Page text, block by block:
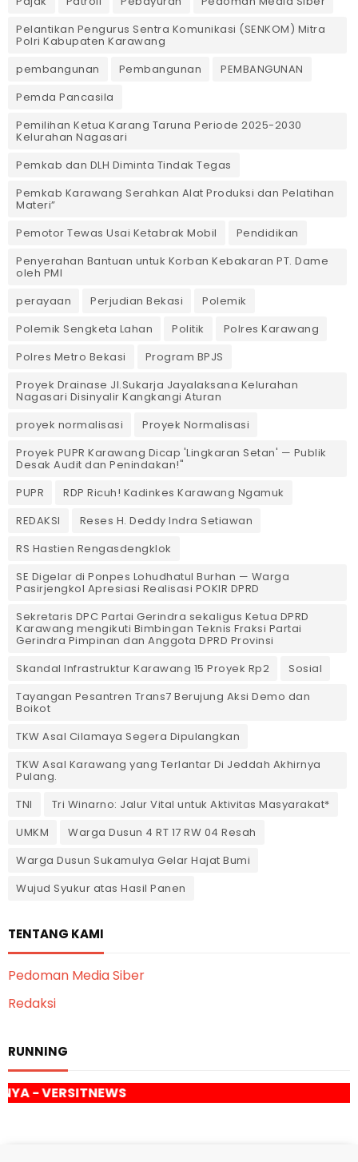
Pelantikan Pengurus Sentra Komunikasi (SENKOM) Mitra
Polri Kabupaten Karawang
pembangunan
Pembangunan
PEMBANGUNAN
Pemda Pancasila
Pemilihan Ketua Karang Taruna Periode 2025-2030
Kelurahan Nagasari
Pemkab dan DLH Diminta Tindak Tegas
Pemkab Karawang Serahkan Alat Produksi dan Pelatihan
Materi”
Pemotor Tewas Usai Ketabrak Mobil‎
Pendidikan
Penyerahan Bantuan untuk Korban Kebakaran PT. Dame
oleh PMI
perayaan
Perjudian Bekasi
Polemik
Polemik Sengketa Lahan
Politik
Polres Karawang
Polres Metro Bekasi
Program BPJS
Proyek Drainase Jl.Sukarja Jayalaksana Kelurahan
Nagasari Disinyalir Kangkangi Aturan
proyek normalisasi
Proyek Normalisasi
Proyek PUPR Karawang Dicap 'Lingkaran Setan' — Publik
Desak Audit dan Penindakan!"
PUPR
RDP Ricuh! Kadinkes Karawang Ngamuk
REDAKSI
Reses H. Deddy Indra Setiawan
RS Hastien Rengasdengklok
SE Digelar di Ponpes Lohudhatul Burhan — Warga
Pasirjengkol Apresiasi Realisasi POKIR DPRD
Sekretaris DPC Partai Gerindra sekaligus Ketua DPRD
Karawang mengikuti Bimbingan Teknis Fraksi Partai
Gerindra Pimpinan dan Anggota DPRD Provinsi
Skandal Infrastruktur Karawang 15 Proyek Rp2
Sosial
Tayangan Pesantren Trans7 Berujung Aksi Demo dan
Boikot
TKW Asal Cilamaya Segera Dipulangkan
TKW Asal Karawang yang Terlantar Di Jeddah Akhirnya
Pulang.
TNI
Tri Winarno: Jalur Vital untuk Aktivitas Masyarakat*
UMKM
Warga Dusun 4 RT 17 RW 04 Resah
Warga Dusun Sukamulya Gelar Hajat Bumi
Wujud Syukur atas Hasil Panen
TENTANG KAMI
Pedoman Media Siber
Redaksi
RUNNING